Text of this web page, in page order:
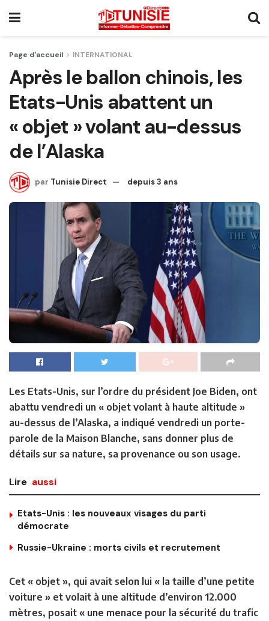
Page d'accueil INTERNATIONAL
Après le ballon chinois, les
Etats-Unis abattent un
« objet » volant au-dessus
de l’Alaska
par Tunisie Direct depuis 3 ans
Les Etats-Unis, sur l’ordre du président Joe Biden, ont
abattu vendredi un « objet volant à haute altitude »
au-dessus de l’Alaska, a indiqué vendredi un porte-
parole de la Maison Blanche, sans donner plus de
détails sur sa nature, sa provenance ou son usage.
Lire aussi
Etats-Unis : les nouveaux visages du parti
démocrate
Russie-Ukraine : morts civils et recrutement
Cet « objet », qui avait selon lui « la taille d’une petite
voiture » et volait à une altitude d’environ 12.000
mètres, posait « une menace pour la sécurité du trafic